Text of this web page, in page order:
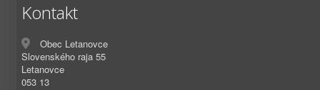
Kontakt
Obec Letanovce
Slovenského raja 55
Letanovce
053 13